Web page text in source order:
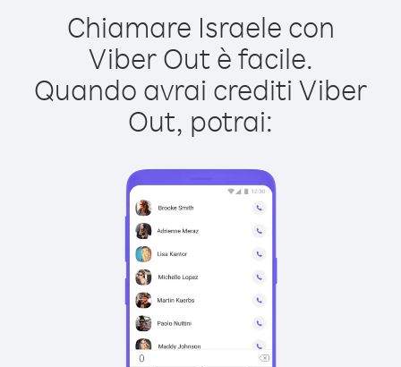
Chiamare Israele con
Viber Out è facile.
Quando avrai crediti Viber
Out, potrai: